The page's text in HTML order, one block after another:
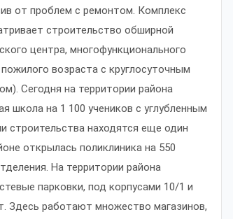
от проблем с ремонтом. Комплекс
строительство обширной
центра, многофункционального
возраста с круглосуточным
Сегодня на территории района
школа на 1 100 учеников с углубленным
строительства находятся еще один
открылась поликлиника на 550
На территории района
парковки, под корпусами 10/1 и
Здесь работают множество магазинов,